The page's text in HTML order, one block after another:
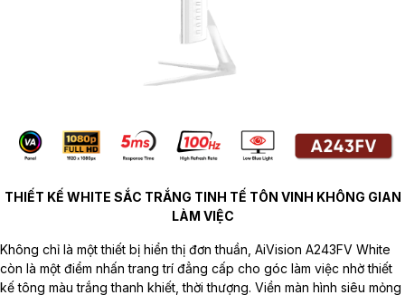
THIẾT KẾ WHITE SẮC TRẮNG TINH TẾ TÔN VINH KHÔNG GIAN
LÀM VIỆC
Không chỉ là một thiết bị hiển thị đơn thuần, AiVision A243FV White
còn là một điểm nhấn trang trí đẳng cấp cho góc làm việc nhờ thiết
kế tông màu trắng thanh khiết, thời thượng. Viền màn hình siêu mỏng